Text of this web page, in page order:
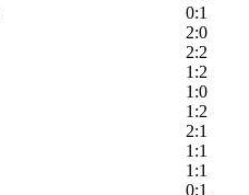
0:1
2:0
2:2
1:2
1:0
1:2
2:1
1:1
1:1
0:1